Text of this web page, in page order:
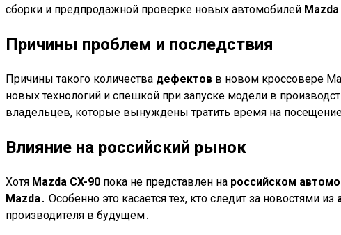
сборки и предпродажной проверке новых автомобилей Mazda
Причины проблем и последствия
Причины такого количества дефектов в новом кроссовере
новых технологий и спешкой при запуске модели в
владельцев, которые вынуждены тратить время на
Влияние на российский рынок
Хотя Mazda CX-90 пока не представлен на российском
Mazda ․ Особенно это касается тех, кто следит за новостями из
производителя в будущем․